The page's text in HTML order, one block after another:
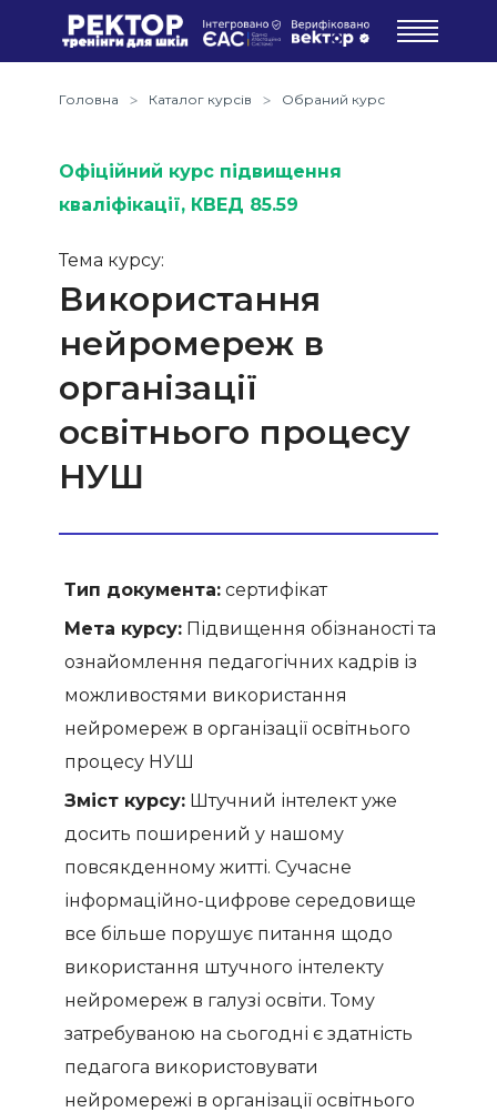
Головна Каталог курсів Обраний курс
Офіційний курс підвищення
кваліфікації, КВЕД 85.59
Тема курсу:
Використання
нейромереж в
організації
освітнього процесу
НУШ
Тип документа: сертифікат
Мета курсу: Підвищення обізнаності та
ознайомлення педагогічних кадрів із
можливостями використання
нейромереж в організації освітнього
процесу НУШ
Зміст курсу: Штучний інтелект уже
досить поширений у нашому
повсякденному житті. Сучасне
інформаційно-цифрове середовище
все більше порушує питання щодо
використання штучного інтелекту
нейромереж в галузі освіти. Тому
затребуваною на сьогодні є здатність
педагога використовувати
нейромережі в організації освітнього